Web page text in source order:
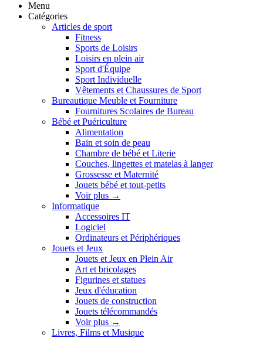
Menu
Catégories
Articles de sport
Fitness
Sports de Loisirs
Loisirs en plein air
Sport d'Équipe
Sport Individuelle
Vêtements et Chaussures de Sport
Bureautique Meuble et Fourniture
Fournitures Scolaires de Bureau
Bébé et Puériculture
Alimentation
Bain et soin de peau
Chambre de bébé et Literie
Couches, lingettes et matelas à langer
Grossesse et Maternité
Jouets bébé et tout-petits
Voir plus →
Informatique
Accessoires IT
Logiciel
Ordinateurs et Périphériques
Jouets et Jeux
Jouets et Jeux en Plein Air
Art et bricolages
Figurines et statues
Jeux d'éducation
Jouets de construction
Jouets télécommandés
Voir plus →
Livres, Films et Musique